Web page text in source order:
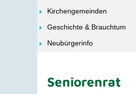
Kirchengemeinden
Geschichte & Brauchtum
Neubürgerinfo
Seniorenrat